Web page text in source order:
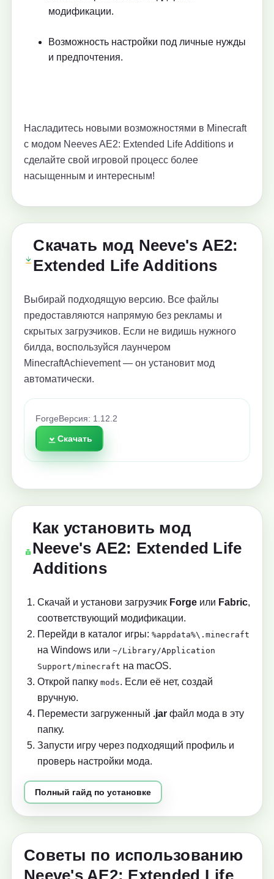
модификации.
Возможность настройки под личные нужды
и предпочтения.
Насладитесь новыми возможностями в Minecraft
с модом Neeves AE2: Extended Life Additions и
сделайте свой игровой процесс более
насыщенным и интересным!
Скачать мод Neeve's AE2:
Extended Life Additions
Выбирай подходящую версию. Все файлы
предоставляются напрямую без рекламы и
скрытых загрузчиков. Если не видишь нужного
билда, воспользуйся лаунчером
MinecraftAchievement — он установит мод
автоматически.
ForgeВерсия: 1.12.2
Скачать
Как установить мод
Neeve's AE2: Extended Life
Additions
Скачай и установи загрузчик Forge или Fabric,
соответствующий модификации.
Перейди в каталог игры: %appdata%\.minecraft
на Windows или ~/Library/Application
Support/minecraft на macOS.
Открой папку mods. Если её нет, создай
вручную.
Перемести загруженный .jar файл мода в эту
папку.
Запусти игру через подходящий профиль и
проверь настройки мода.
Полный гайд по установке
Советы по использованию
Neeve's AE2: Extended Life